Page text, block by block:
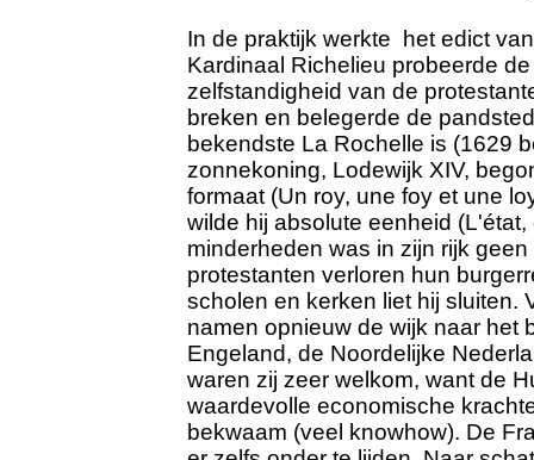
In de praktijk werkte het edict
Kardinaal Richelieu probeerde
zelfstandigheid van de
breken en belegerde de
bekendste La Rochelle is (1629
zonnekoning, Lodewijk XIV,
formaat (Un roy, une foy et une
wilde hij absolute eenheid (L'état,
minderheden was in zijn rijk
protestanten verloren hun
scholen en kerken liet hij sluiten.
namen opnieuw de wijk naar het
Engeland, de Noordelijke
waren zij zeer welkom, want de
waardevolle economische
bekwaam (veel knowhow). De